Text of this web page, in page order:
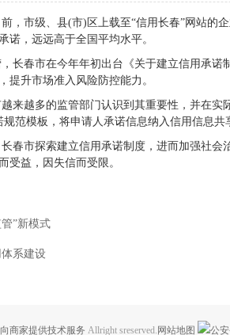
，市级、县(市)区上载至“信用长春”网站的
诺，远远高于全国平均水平。
春市在今年年初出台《关于建立信用承诺
提升市场准入风险防控能力。
越多的监管部门认识到其重要性，并在实
范模板，将申请人承诺信息纳入信用信息共
市探索建立信用承诺制度，进而加强社会
受益，因失信而受限。
”新模式
系建设
商家提供技术服务 Allright sreserved. 网站地图 公